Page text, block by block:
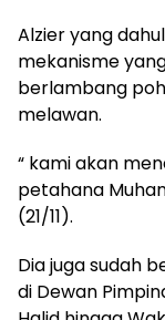
Alzier yang
mekanisme
berlambang
melawan.
“ kami akan
petahana
(21/11).
Dia juga sudah
di Dewan